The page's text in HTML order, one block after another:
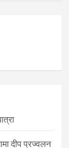
दीप प्रज्वलन